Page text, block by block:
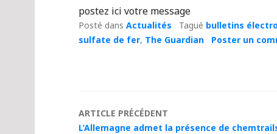
postez ici votre message
Posté dans Actualités Tagué bulletins
sulfate de fer, The Guardian Poster un
Navigation
ARTICLE PRÉCÉDENT
L’Allemagne admet la présence de